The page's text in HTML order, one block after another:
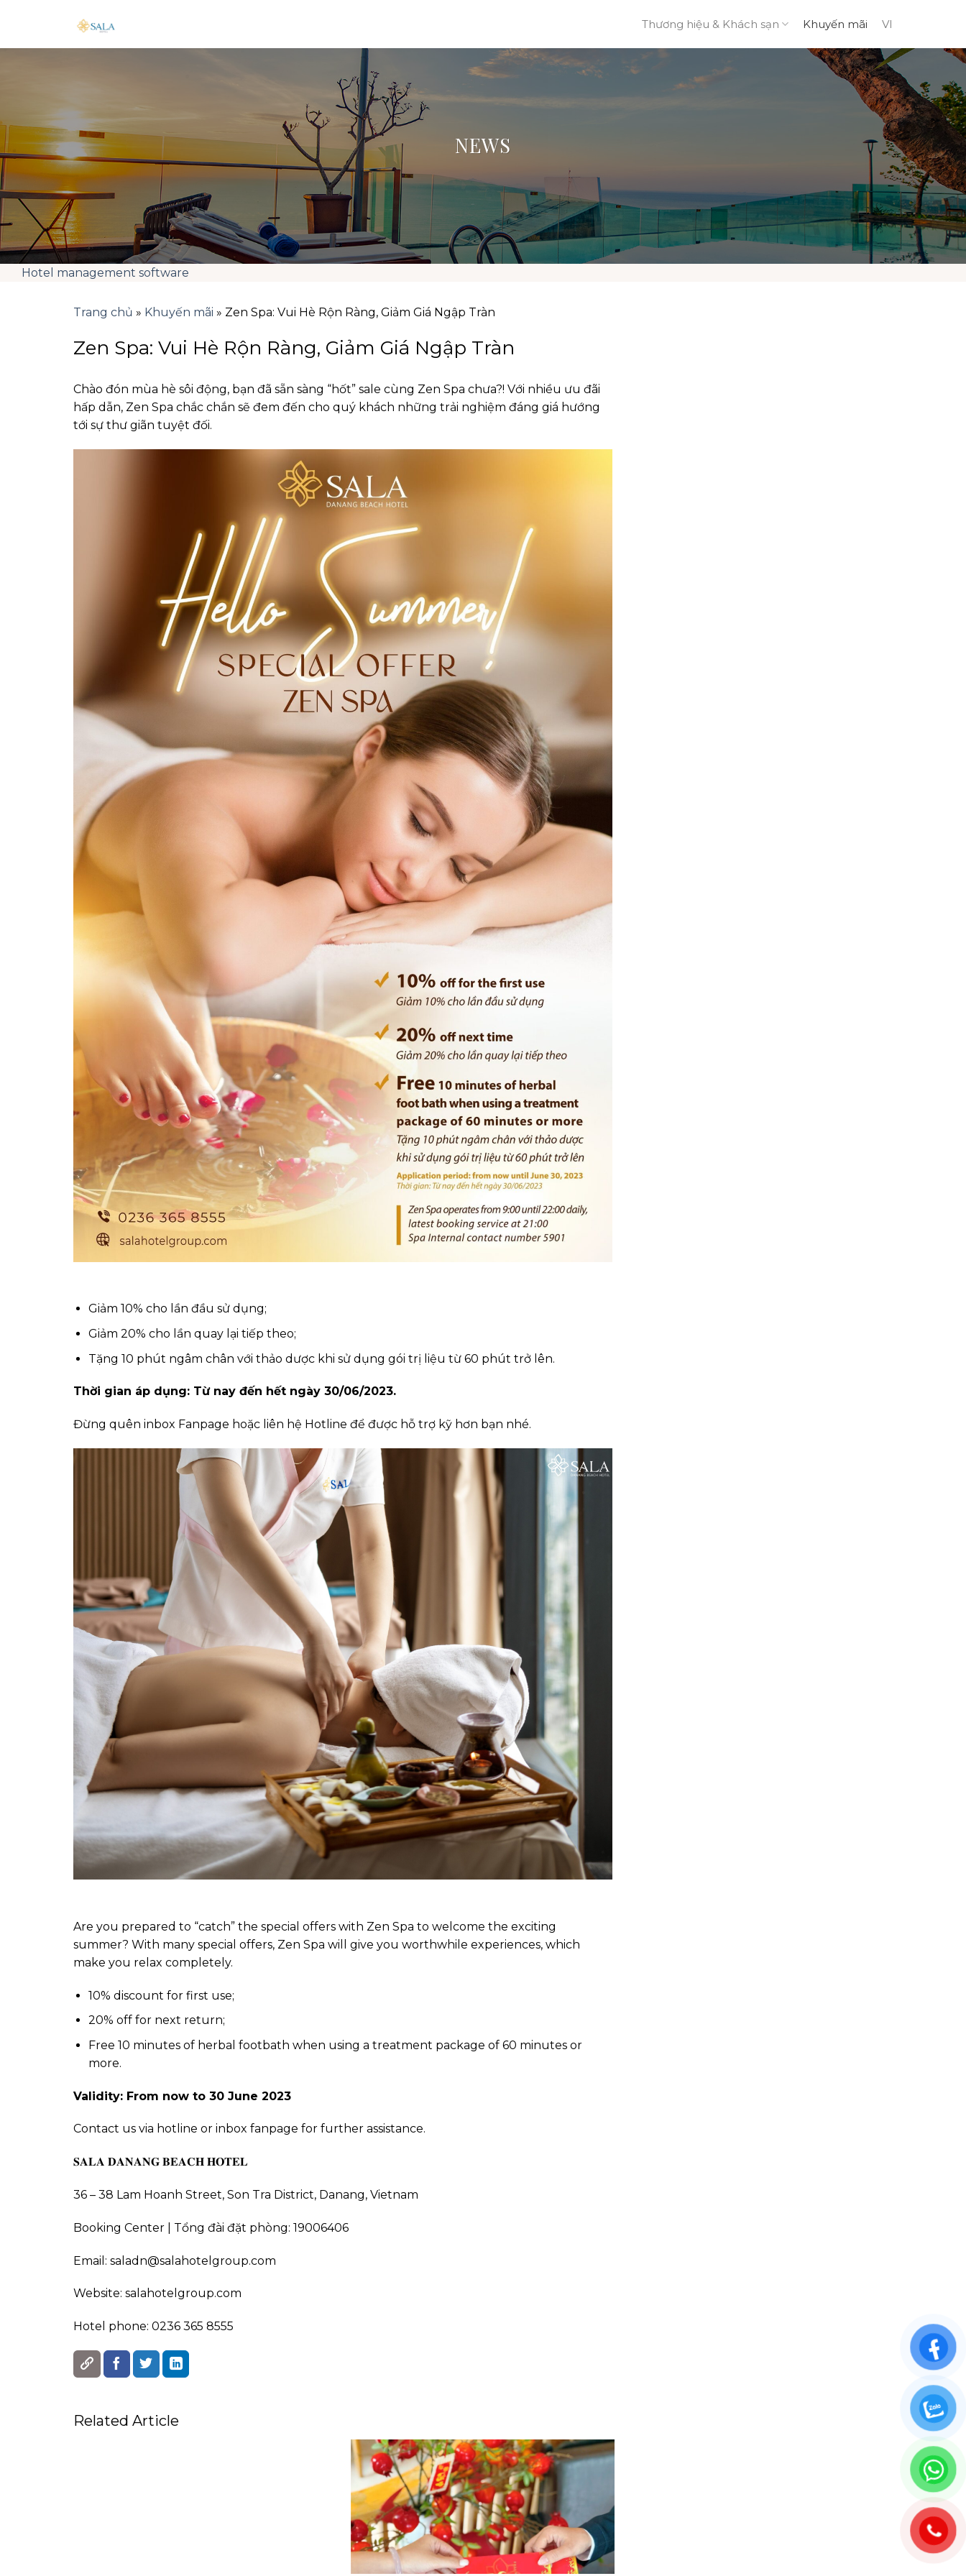
content
Thương hiệu & Khách sạn Khuyến mãi VI
NEWS
Hotel management software
Trang chủ » Khuyến mãi » Zen Spa: Vui Hè Rộn Ràng, Giảm Giá Ngập Tràn
Zen Spa: Vui Hè Rộn Ràng, Giảm Giá Ngập Tràn
Chào đón mùa hè sôi động, bạn đã sẵn sàng “hốt” sale cùng Zen Spa chưa?! Với nhiều ưu đãi
hấp dẫn, Zen Spa chắc chắn sẽ đem đến cho quý khách những trải nghiệm đáng giá hướng
tới sự thư giãn tuyệt đối.
Giảm 10% cho lần đầu sử dụng;
Giảm 20% cho lần quay lại tiếp theo;
Tặng 10 phút ngâm chân với thảo dược khi sử dụng gói trị liệu từ 60 phút trở lên.
Thời gian áp dụng: Từ nay đến hết ngày 30/06/2023.
Đừng quên inbox Fanpage hoặc liên hệ Hotline để được hỗ trợ kỹ hơn bạn nhé.
Are you prepared to “catch” the special offers with Zen Spa to welcome the exciting
summer? With many special offers, Zen Spa will give you worthwhile experiences, which
make you relax completely.
10% discount for first use;
20% off for next return;
Free 10 minutes of herbal footbath when using a treatment package of 60 minutes or
more.
Validity: From now to 30 June 2023
Contact us via hotline or inbox fanpage for further assistance.
𝐒𝐀𝐋𝐀 𝐃𝐀𝐍𝐀𝐍𝐆 𝐁𝐄𝐀𝐂𝐇 𝐇𝐎𝐓𝐄𝐋
36 – 38 Lam Hoanh Street, Son Tra District, Danang, Vietnam
Booking Center | Tổng đài đặt phòng: 19006406
Email: saladn@salahotelgroup.com
Website: salahotelgroup.com
Hotel phone: 0236 365 8555
Related Article